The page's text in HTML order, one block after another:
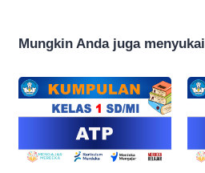
Mungkin Anda juga menyukai